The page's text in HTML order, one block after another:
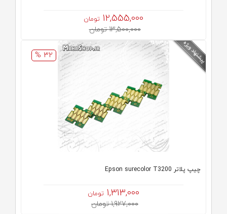
12,555,000 تومان
13,500,000 تومان
32 %
چیپ پلاتر Epson surecolor T3200
1,313,000 تومان
1,927,000 تومان